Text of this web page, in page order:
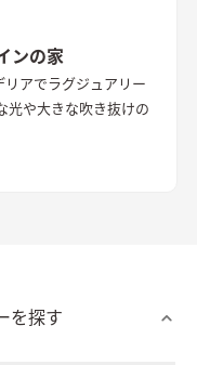
ンの家
アでラグジュアリー
光や大きな吹き抜けの
を探す